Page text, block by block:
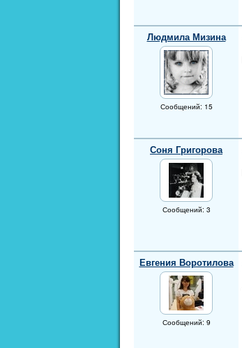
Людмила Мизина
Сообщений: 15
Соня Григорова
Сообщений: 3
Евгения Воротилова
Сообщений: 9